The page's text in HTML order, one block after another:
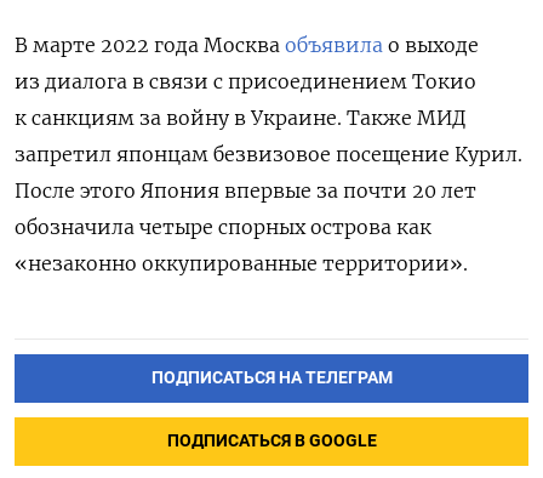
В марте 2022 года Москва объявила о выходе
из диалога в связи с присоединением Токио
к санкциям за войну в Украине. Также МИД
запретил японцам безвизовое посещение Курил.
После этого Япония впервые за почти 20 лет
обозначила четыре спорных острова как
«незаконно оккупированные территории».
ПОДПИСАТЬСЯ НА ТЕЛЕГРАМ
ПОДПИСАТЬСЯ В GOOGLE